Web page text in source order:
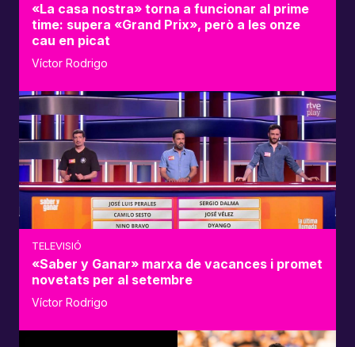
«La casa nostra» torna a funcionar al prime
time: supera «Grand Prix», però a les onze
cau en picat
Víctor Rodrigo
TELEVISIÓ
«Saber y Ganar» marxa de vacances i promet
novetats per al setembre
Víctor Rodrigo